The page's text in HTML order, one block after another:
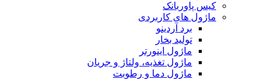
کیس پاوربانک
ماژول های کاربردی
برد آردینو
تولید بخار
ماژول اینورتر
ماژول تغذیه، ولتاژ و جریان
ماژول دما و رطوبت